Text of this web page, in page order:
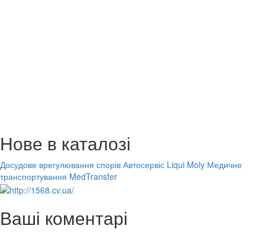
Нове в каталозі
Досудове врегулювання спорів Автосервіс Liqui Moly Медичне
транспортування MedTransfer
Ваші коментарі